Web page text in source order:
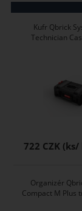
Kufr Qbrick
Technician
722 CZK
Organizér
Compact M Plus